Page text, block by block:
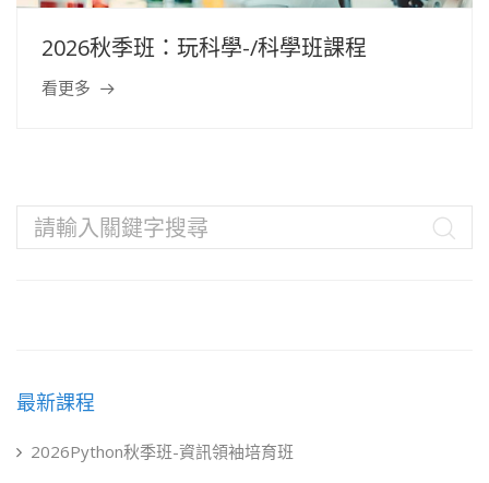
2026秋季班：玩科學-/科學班課程
看更多
最新課程
2026Python秋季班-資訊領袖培育班